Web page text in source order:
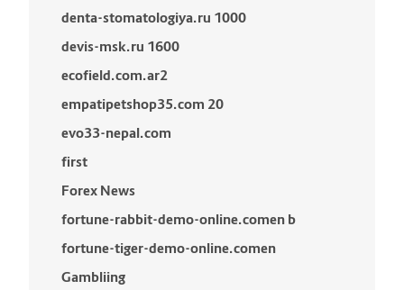
denta-stomatologiya.ru 1000
devis-msk.ru 1600
ecofield.com.ar2
empatipetshop35.com 20
evo33-nepal.com
first
Forex News
fortune-rabbit-demo-online.comen b
fortune-tiger-demo-online.comen
Gambliing